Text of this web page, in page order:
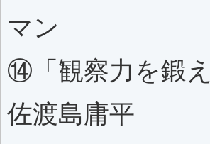
マン
⑭「観察力を鍛
佐渡島庸平